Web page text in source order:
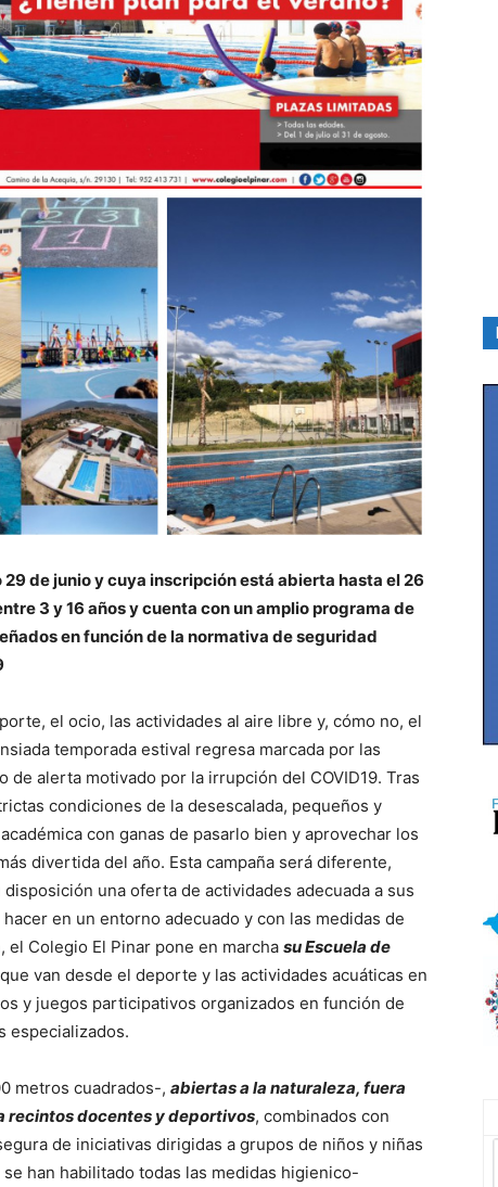
de junio y cuya inscripción está abierta hasta el 26
3 y 16 años y cuenta con un amplio programa de
en función de la normativa de seguridad
el ocio, las actividades al aire libre y, cómo no, el
temporada estival regresa marcada por las
alerta motivado por la irrupción del COVID19. Tras
condiciones de la desescalada, pequeños y
con ganas de pasarlo bien y aprovechar los
divertida del año. Esta campaña será diferente,
una oferta de actividades adecuada a sus
en un entorno adecuado y con las medidas de
Colegio El Pinar pone en marcha su Escuela de
van desde el deporte y las actividades acuáticas en
y juegos participativos organizados en función de
especializados.
metros cuadrados-, abiertas a la naturaleza, fuera
recintos docentes y deportivos, combinados con
de iniciativas dirigidas a grupos de niños y niñas
han habilitado todas las medidas higienico-